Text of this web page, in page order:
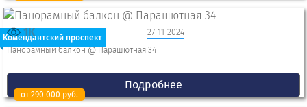
Комендантский проспект
27-11-2024
1K
Панорамный балкон @ Парашютная 34
Подробнее
от 290 000 руб.